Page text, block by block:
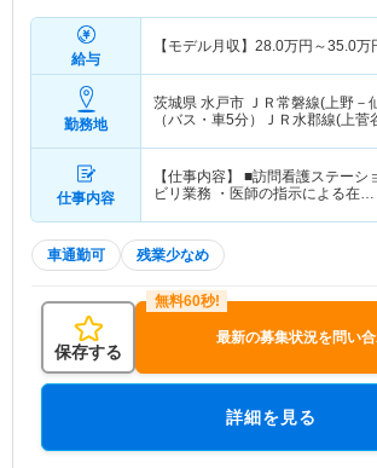
給与
【モデル月収】 28.0万円～35.0万
勤務地
茨城県 水戸市
ＪＲ常磐線(上野－
（バス・車5分）ＪＲ水郡線(上菅
仕事内容
【仕事内容】 ■訪問看護ステーシ
ビリ業務 ・医師の指示による在…
車通勤可 残業少なめ
保存する
最新の募集状況を問い
詳細を見る